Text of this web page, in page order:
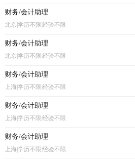
财务/会计助理
北京|学历不限|经验不限
财务/会计助理
北京|学历不限|经验不限
财务/会计助理
上海|学历不限|经验不限
财务/会计助理
上海|学历不限|经验不限
财务/会计助理
上海|学历不限|经验不限